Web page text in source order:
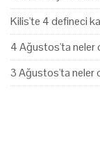
Kilis'te 4 defineci
4 Ağustos'ta neler
3 Ağustos'ta neler